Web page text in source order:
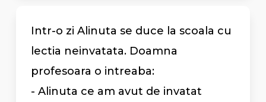
Intr-o zi Alinuta se duce la scoala cu
lectia neinvatata. Doamna
profesoara o intreaba:
- Alinuta ce am avut de invatat